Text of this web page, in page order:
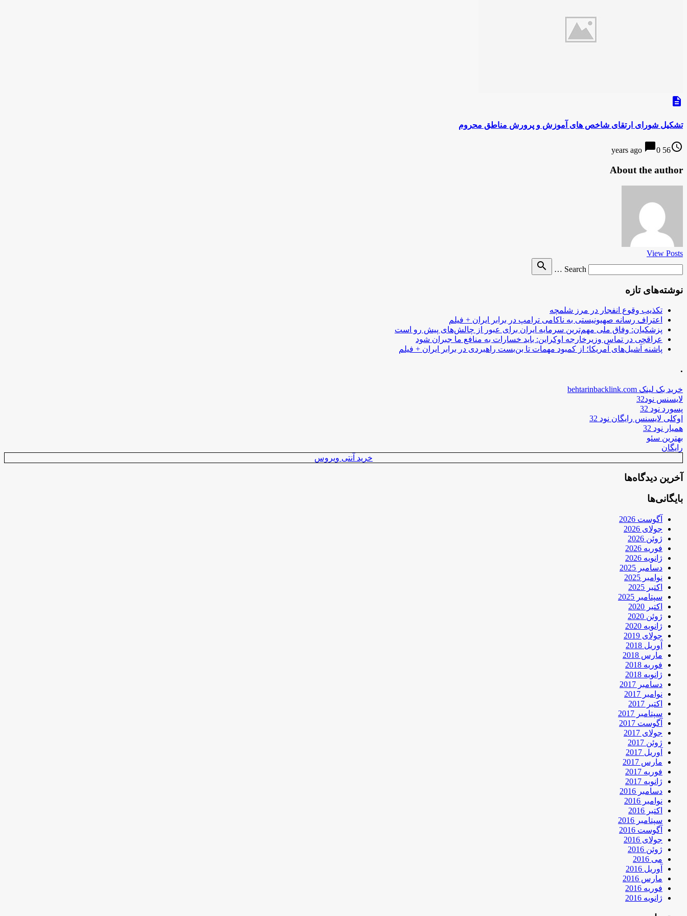
description
تشکیل شورای ارتقای شاخص های آموزش و پرورش مناطق محروم
access_time
56 years ago
chat_bubble0
About the author
View Posts
Search …
search
نوشته‌های تازه
تکذیب وقوع انفجار در مرز شلمچه
اعتراف رسانه صهیونیستی به ناکامی ترامپ در برابر ایران + فیلم
پزشکیان: وفاق ملی مهم‌ترین سرمایه ایران برای عبور از چالش‌های پیش رو است
عراقچی در تماس وزیرخارجه اوکراین: باید خسارات به منافع ما جبران شود
پاشنه آشیل‌های آمریکا؛ از کمبود مهمات تا بن‌بست راهبردی در برابر ایران + فیلم
.
خرید بک لینک behtarinbacklink.com
لایسنس نود32
پسورد نود 32
اوکلی لایسنس رایگان نود 32
همیار نود 32
بهترین سئو
رایگان
خرید آنتی ویروس
آخرین دیدگاه‌ها
بایگانی‌ها
آگوست 2026
جولای 2026
ژوئن 2026
فوریه 2026
ژانویه 2026
دسامبر 2025
نوامبر 2025
اکتبر 2025
سپتامبر 2025
اکتبر 2020
ژوئن 2020
ژانویه 2020
جولای 2019
آوریل 2018
مارس 2018
فوریه 2018
ژانویه 2018
دسامبر 2017
نوامبر 2017
اکتبر 2017
سپتامبر 2017
آگوست 2017
جولای 2017
ژوئن 2017
آوریل 2017
مارس 2017
فوریه 2017
ژانویه 2017
دسامبر 2016
نوامبر 2016
اکتبر 2016
سپتامبر 2016
آگوست 2016
جولای 2016
ژوئن 2016
می 2016
آوریل 2016
مارس 2016
فوریه 2016
ژانویه 2016